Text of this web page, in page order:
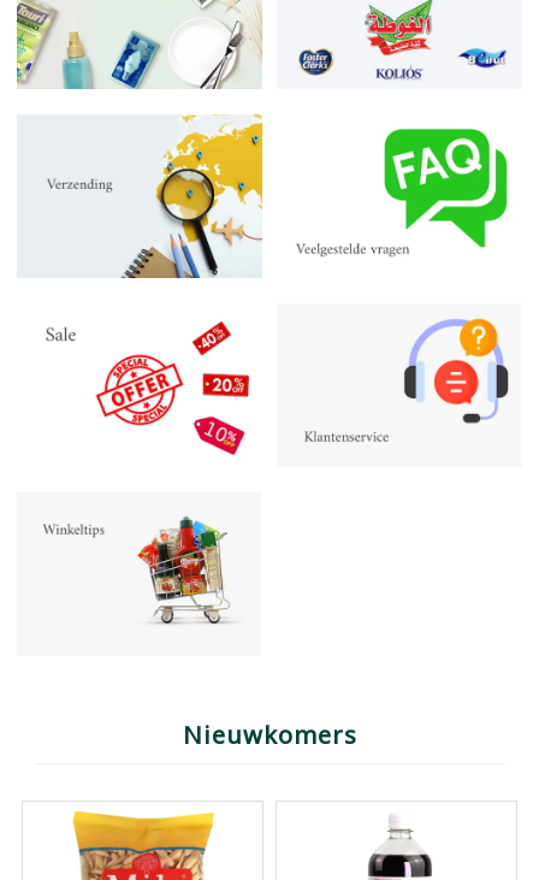
Nieuwkomers